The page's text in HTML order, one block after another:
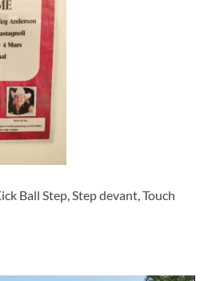
Ball Step, Step devant, Touch